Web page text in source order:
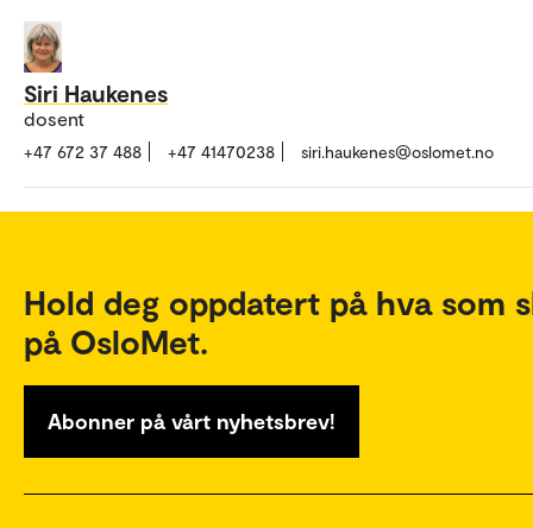
Siri Haukenes
dosent
+47 672 37 488 +47 41470238 siri.haukenes@oslomet.no
Hold deg oppdatert på hva som
på OsloMet.
Abonner på vårt nyhetsbrev!